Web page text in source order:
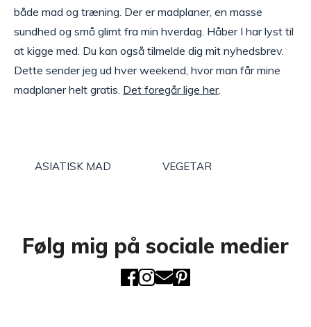
både mad og træning. Der er madplaner, en masse
sundhed og små glimt fra min hverdag. Håber I har lyst til
at kigge med. Du kan også tilmelde dig mit nyhedsbrev.
Dette sender jeg ud hver weekend, hvor man får mine
madplaner helt gratis. Det foregår lige her.
ASIATISK MAD VEGETAR
Følg mig på sociale medier